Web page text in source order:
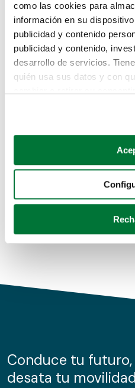
como las cookies para
información en su
publicidad y contenido
publicidad y contenido,
desarrollo de servicios.
quién usa sus datos y con
Si lo permite, también
Recopilar información
Identificar su dispositivo
para buscar
Obtenga más información
de cookies.
información sobre el uso que
nuestros partners de redes
Lo sentimos, no
te hemos traido
Pero puedes encontrar el
buscando en alguno de
Coches de segunda mano
Coches de km0
Conduce tu futuro,
desata tu movilidad